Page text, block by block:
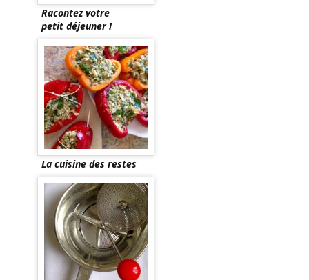
Racontez votre
petit déjeuner !
La cuisine des restes